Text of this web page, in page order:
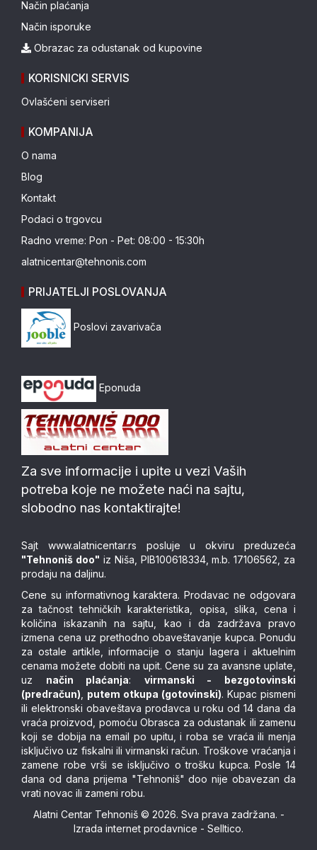
Način plaćanja
Način isporuke
Obrazac za odustanak od kupovine
KORISNICKI SERVIS
Ovlašćeni serviseri
KOMPANIJA
O nama
Blog
Kontakt
Podaci o trgovcu
Radno vreme: Pon - Pet: 08:00 - 15:30h
alatnicentar@tehnonis.com
PRIJATELJI POSLOVANJA
Poslovi zavarivača
Eponuda
Za sve informacije i upite u vezi Vaših
potreba koje ne možete naći na sajtu,
slobodno nas kontaktirajte!
Sajt www.alatnicentar.rs posluje u okviru preduzeća
"Tehnoniš doo" iz Niša, PIB100618334, m.b. 17106562, za
prodaju na daljinu.
Cene su informativnog karaktera. Prodavac ne odgovara
za tačnost tehničkih karakteristika, opisa, slika, cena i
količina iskazanih na sajtu, kao i da zadržava pravo
izmena cena uz prethodno obaveštavanje kupca. Ponudu
za ostale artikle, informacije o stanju lagera i aktuelnim
cenama možete dobiti na upit. Cene su za avansne uplate,
uz način plaćanja: virmanski - bezgotovinski
(predračun)
putem otkupa (gotovinski). Kupac pismeni
ili elektronski obaveštava prodavca u roku od 14 dana da
vraća proizvod, pomoću Obrasca za odustanak ili zamenu
koji se dobija na email po upitu, i roba se vraća ili menja
isključivo uz fiskalni ili virmanski račun. Troškove vraćanja i
zamene robe vrši se isključivo o trošku kupca. Posle 14
dana od dana prijema "Tehnoniš" doo nije obavezan da
vrati novac ili zameni robu.
Alatni Centar Tehnoniš © 2026. Sva prava zadržana. -
Izrada internet prodavnice - Selltico.